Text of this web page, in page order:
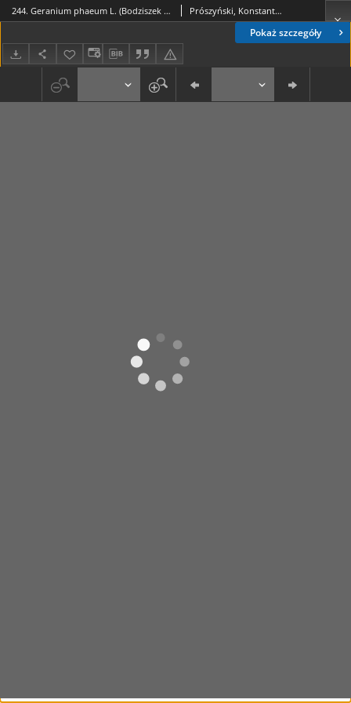
Pokaż szczegóły
244. Geranium phaeum L. (Bodziszek żałobny), Geranium bohemicum (Bodziszek czeski), G. ruthenicum Uechtr. Prószyński, Konstanty (1859-1936)